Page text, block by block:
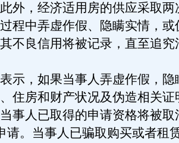
外，经济适用房的供应采取两
程中弄虚作假、隐瞒实情，或
不良信用将被记录，直至追究
，如果当事人弄虚作假，隐
住房和财产状况及伪造相关
事人已取得的申请资格将被
请。当事人已骗取购买或者租